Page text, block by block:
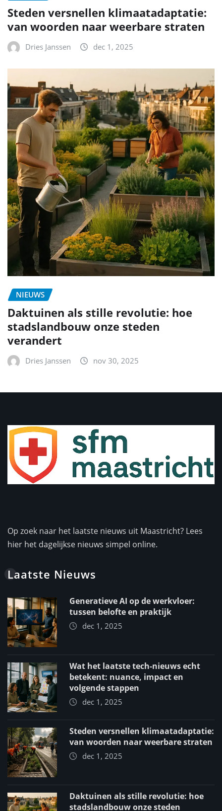
Steden versnellen klimaatadaptatie:
van woorden naar weerbare straten
Dries Janssen dec 1, 2025
NIEUWS
Daktuinen als stille revolutie: hoe
stadslandbouw onze steden
verandert
Dries Janssen nov 30, 2025
Op zoek naar het laatste nieuws uit Maastricht? Lees
hier het dagelijkse nieuws simpel online.
Laatste Nieuws
Generatieve AI op de werkvloer:
tussen belofte en praktijk
dec 1, 2025
Wat het laatste tech-nieuws echt
betekent: nuance, impact en
volgende stappen
dec 1, 2025
Steden versnellen klimaatadaptatie:
van woorden naar weerbare straten
dec 1, 2025
Daktuinen als stille revolutie: hoe
stadslandbouw onze steden